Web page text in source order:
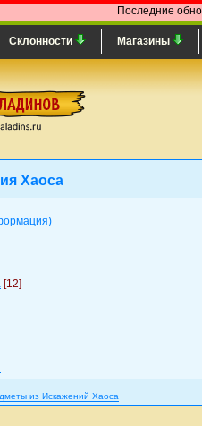
Последние
Склонности Магазины
Хаоса
[12]
из Искажений Хаоса